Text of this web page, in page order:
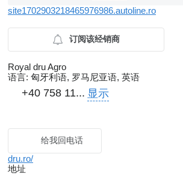
site1702903218465976986.autoline.ro
订阅该经销商
Royal dru Agro
语言: 匈牙利语, 罗马尼亚语, 英语
+40 758 11... 显示
给我回电话
dru.ro/
地址